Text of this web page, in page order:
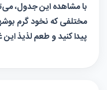
با مشاهده این جدول،
مختلفی که نخود گرم
پیدا کنید و طعم لذیذ